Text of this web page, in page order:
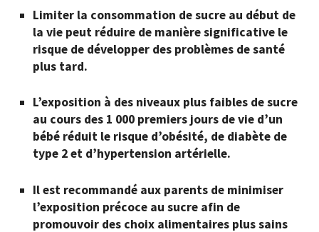
Limiter la consommation de sucre au début de
la vie peut réduire de manière significative le
risque de développer des problèmes de santé
plus tard.
L’exposition à des niveaux plus faibles de sucre
au cours des 1 000 premiers jours de vie d’un
bébé réduit le risque d’obésité, de diabète de
type 2 et d’hypertension artérielle.
Il est recommandé aux parents de minimiser
l’exposition précoce au sucre afin de
promouvoir des choix alimentaires plus sains